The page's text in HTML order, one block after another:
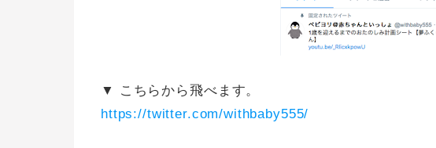
▼ こちらから飛べます。
https://twitter.com/withbaby555/